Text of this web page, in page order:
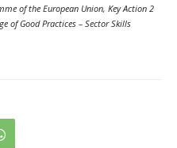
of the European Union, Key Action 2
of Good Practices – Sector Skills